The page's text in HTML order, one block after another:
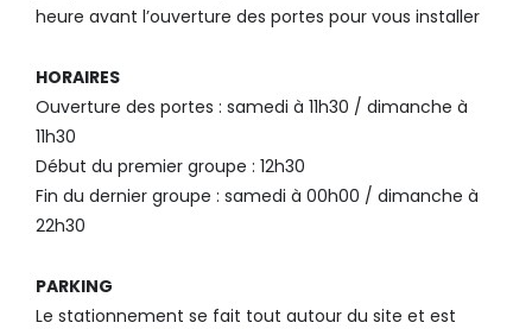
heure avant l’ouverture des portes pour vous installer
HORAIRES
Ouverture des portes : samedi à 11h30 / dimanche à
11h30
Début du premier groupe : 12h30
Fin du dernier groupe : samedi à 00h00 / dimanche à
22h30
PARKING
Le stationnement se fait tout autour du site et est